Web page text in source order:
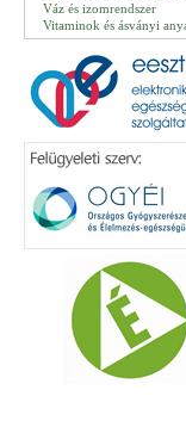
Váz és izomrendszer
Vitaminok és ásványi